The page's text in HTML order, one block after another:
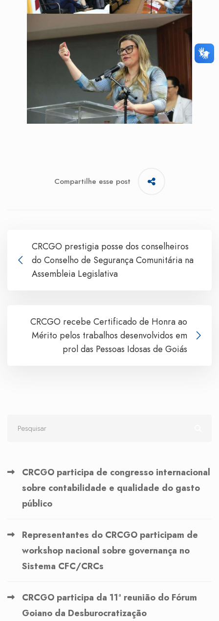
Compartilhe esse post
CRCGO prestigia posse dos conselheiros
do Conselho de Segurança Comunitária na
Assembleia Legislativa
CRCGO recebe Certificado de Honra ao
Mérito pelos trabalhos desenvolvidos em
prol das Pessoas Idosas de Goiás
CRCGO participa de congresso internacional
sobre contabilidade e qualidade do gasto
público
Representantes do CRCGO participam de
workshop nacional sobre governança no
Sistema CFC/CRCs
CRCGO participa da 11ª reunião do Fórum
Goiano da Desburocratização